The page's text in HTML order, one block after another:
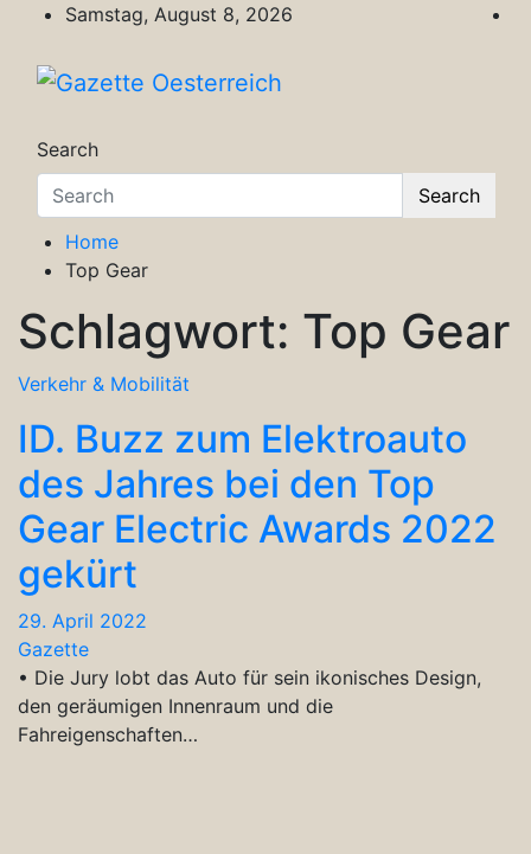
content
Samstag, August 8, 2026
Search
Search
Home
Top Gear
Schlagwort: Top Gear
Verkehr & Mobilität
ID. Buzz zum Elektroauto
des Jahres bei den Top
Gear Electric Awards 2022
gekürt
29. April 2022
Gazette
• Die Jury lobt das Auto für sein ikonisches Design,
den geräumigen Innenraum und die
Fahreigenschaften…